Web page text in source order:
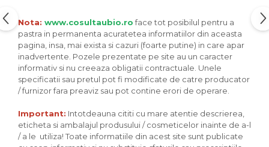
Nota: www.cosultaubio.roface tot posibilul pentru a
pastra in permanenta acuratetea informatiilor din aceasta
pagina, insa, mai exista si cazuri (foarte putine) in care apar
inadvertente. Pozele prezentate pe site au un caracter
informativ si nu creeaza obligatii contractuale. Unele
specificatii sau pretul pot fi modificate de catre producator
/ furnizor fara preaviz sau pot contine erori de operare.
Important: Intotdeauna cititi cu mare atentie descrierea,
eticheta si ambalajul produsului / cosmeticelor inainte de a-l
/ a le utiliza! Toate informatiile din acest site sunt publicate